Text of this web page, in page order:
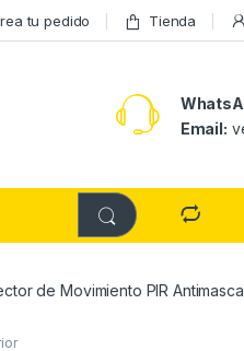
tu pedido Tienda
Email:
de Movimiento PIR